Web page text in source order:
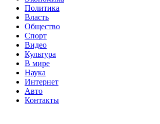
Политика
Власть
Общество
Спорт
Видео
Культура
В мире
Наука
Интернет
Авто
Контакты